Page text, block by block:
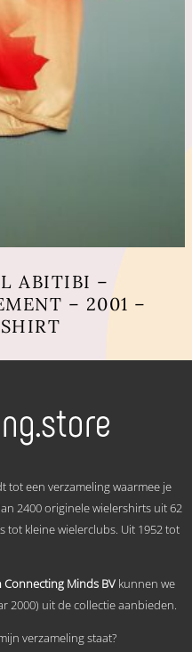
ABITIBI –
– 2001 –
Deze
tot een verzameling waarmee je
2400 originele wielershirts uit 62
tot kleine wielerclubs. Uit 1952 tot
Connecting Minds BV kunnen we
2000) uit de collectie aanbieden.
verzameling staat?